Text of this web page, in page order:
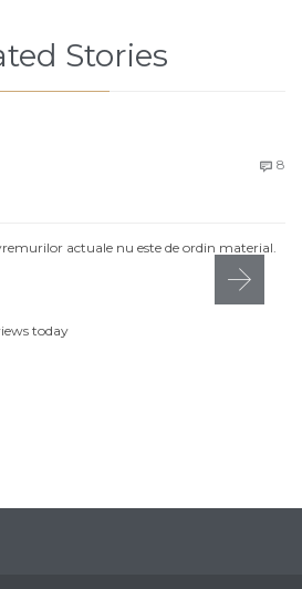
Stories
 8
actuale nu este de ordin material.
today